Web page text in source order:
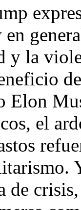
y la
Elon
el
de